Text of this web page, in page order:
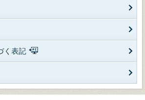
く表記